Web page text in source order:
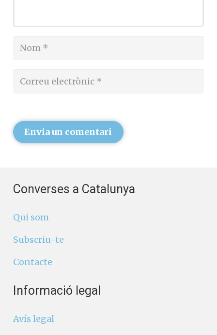
Envia un comentari
Converses a Catalunya
Qui som
Subscriu-te
Contacte
Informació legal
Avís legal